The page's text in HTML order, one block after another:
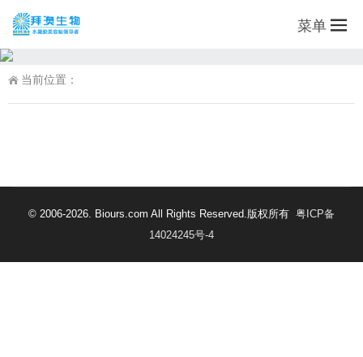
菜单
当前位置：
© 2006-2026. Biours.com All Rights Reserved.版权所有 粤ICP备
14024245号-4